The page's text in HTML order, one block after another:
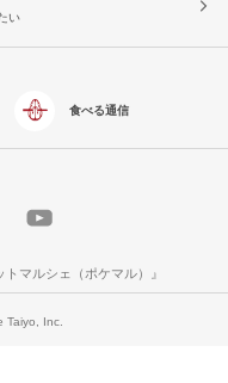
い
食べる通信
マルシェ（ポケマル）』
Taiyo, Inc.